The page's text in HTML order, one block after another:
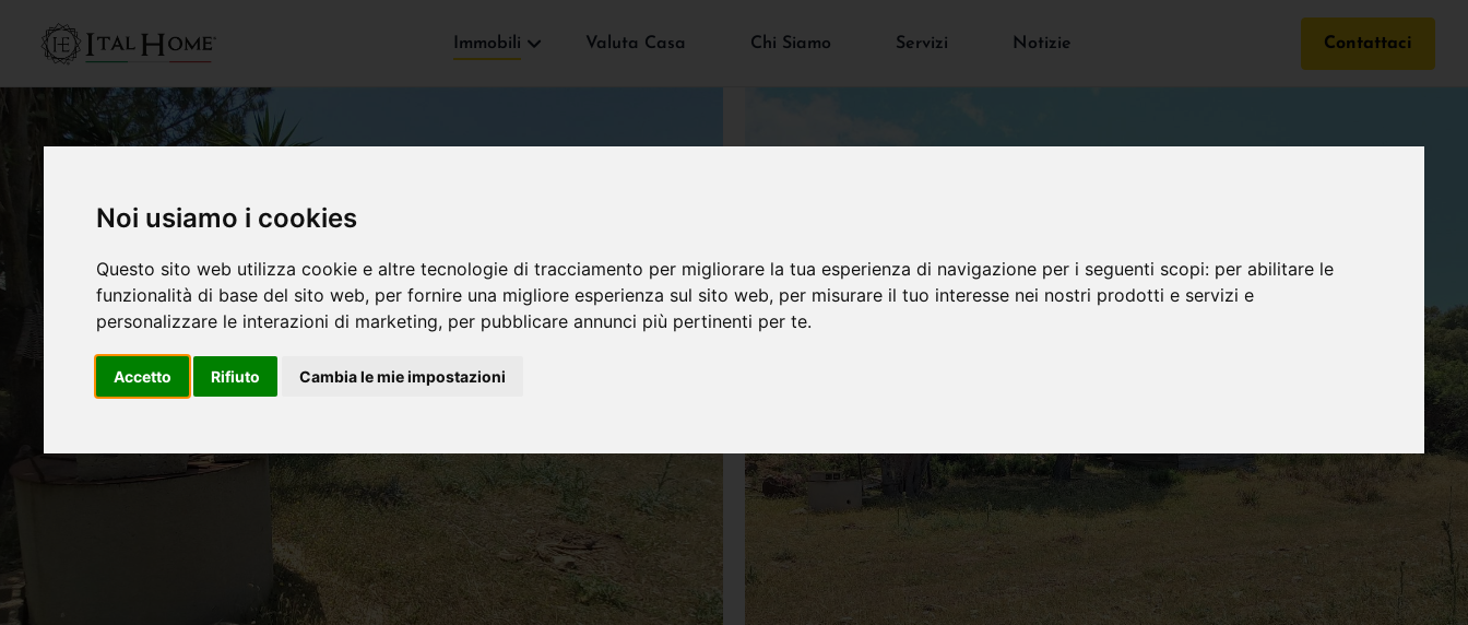
Noi usiamo i cookies
Questo sito web utilizza cookie e altre tecnologie di tracciamento per migliorare la tua esperienza di navigazione per i seguenti scopi: per abilitare le
funzionalità di base del sito web, per fornire una migliore esperienza sul sito web, per misurare il tuo interesse nei nostri prodotti e servizi e
personalizzare le interazioni di marketing, per pubblicare annunci più pertinenti per te.
Accetto Rifiuto Cambia le mie impostazioni
Immobili Valuta Casa Chi Siamo Servizi Notizie Contattaci